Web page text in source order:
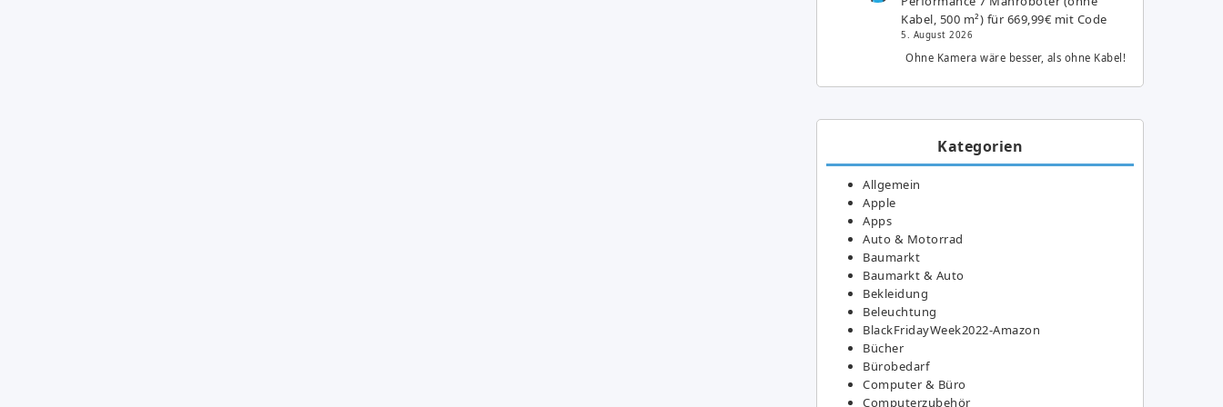
Kabel, 500 m²) für 669,99€ mit Code
5. August 2026
Ohne Kamera wäre besser, als ohne Kabel!
Kategorien
Allgemein
Apple
Apps
Auto & Motorrad
Baumarkt
Baumarkt & Auto
Bekleidung
Beleuchtung
BlackFridayWeek2022-Amazon
Bücher
Bürobedarf
Computer & Büro
Computerzubehör